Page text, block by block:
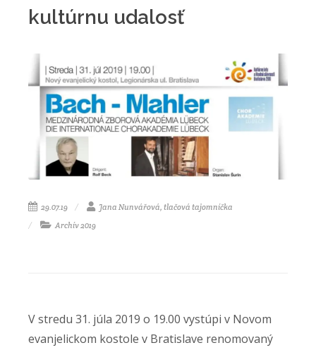
kultúrnu udalosť
29.07.19
Jana Nunvářová, tlačová tajomníčka
Archív 2019
V stredu 31. júla 2019 o 19.00 vystúpi v Novom
evanjelickom kostole v Bratislave renomovaný